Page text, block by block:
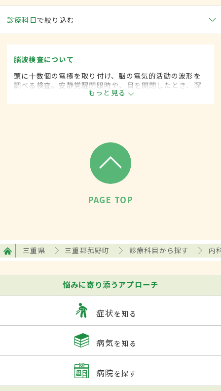
診療科目で絞り込む
脳波検査について
頭に十数個の電極を取り付け、脳の電気的活動の波形を
調べる検査。安静覚醒閉眼時や、目を開閉したとき、深
呼吸後のほか、閃光刺激時や睡眠時の脳波を調べること
もある。てんかん、脳腫瘍、意識障害などの診断に有
もっと見る
PAGE TOP
三重県 三重郡菰野町 診療科目から探す 内
悩みに寄り添うアプローチ
症状を知る
病気を知る
病院を探す